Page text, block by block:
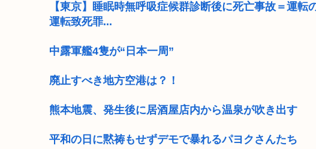
【東京】睡眠時無呼吸症候群診断後に死亡事故＝運
運転致死罪...
中露軍艦4隻が“日本一周”
廃止すべき地方空港は？！
熊本地震、発生後に居酒屋店内から温泉が吹き出す
平和の日に黙祷もせずデモで暴れるパヨクさんたち